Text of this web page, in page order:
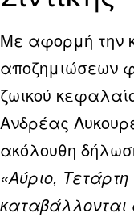
Με αφορμή την
αποζημιώσεων
ζωικού
Ανδρέας
ακόλουθη
«Αύριο,
καταβάλλονται